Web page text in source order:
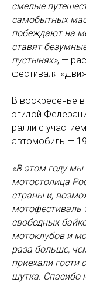
смелые
самобытных
побеждают на
ставят
пустынях», —
фестиваля
В воскресенье
эгидой
ралли с
автомобиль —
«В этом году мы
мотостолица
страны и,
мотофестиваль
свободных
мотоклубов и
раза больше,
приехали гости
шутка. Спасибо